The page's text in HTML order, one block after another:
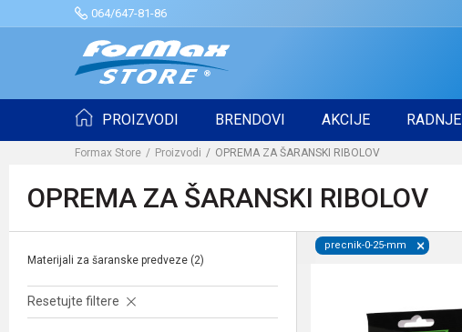
064/647-81-86
PROIZVODI BRENDOVI AKCIJE RADNJE
Formax Store Proizvodi OPREMA ZA ŠARANSKI RIBOLOV
OPREMA ZA ŠARANSKI RIBOLOV
Materijali za šaranske predveze (2)
Resetujte filtere
precnik-0-25-mm